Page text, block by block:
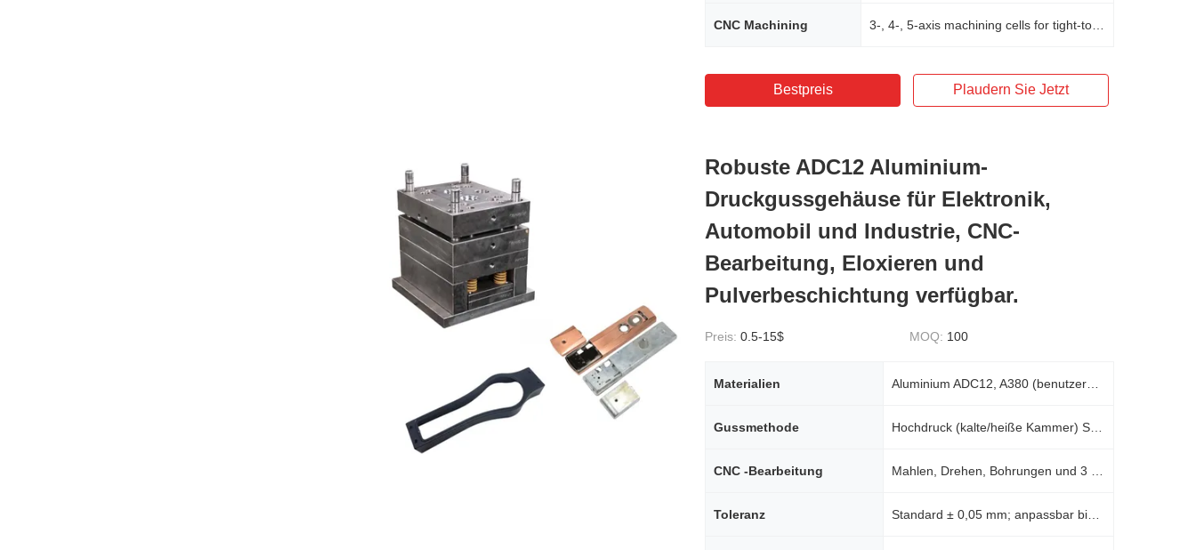
CNC Machining
Bestpreis Plaudern Sie Jetzt
Robuste ADC12 Aluminium-
Druckgussgehäuse für Elektronik,
Automobil und Industrie, CNC-
Bearbeitung, Eloxieren und
Pulverbeschichtung verfügbar.
Preis: 0.5-15$ MOQ: 100
Materialien
Gussmethode
CNC -Bearbeitung
Toleranz